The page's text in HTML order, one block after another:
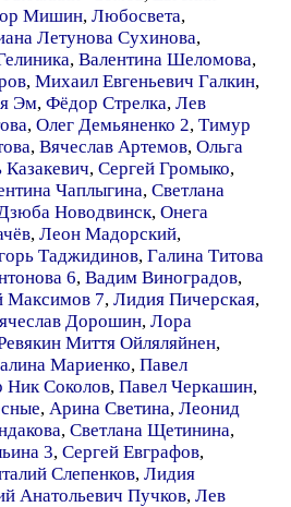
Мишин, Любосвета,
Летунова Сухинова,
, Валентина Шеломова,
, Михаил Евгеньевич Галкин,
Эм, Фёдор Стрелка, Лев
, Олег Демьяненко 2, Тимур
, Вячеслав Артемов, Ольга
, Сергей Громыко,
Чаплыгина, Светлана
Новодвинск, Онега
, Леон Мадорский,
Таджидинов, Галина Титова
6, Вадим Виноградов,
7, Лидия Пичерская,
Дорошин, Лора
Миття Ойляляйнен,
Мариенко, Павел
Ник Соколов, Павел Черкашин,
, Арина Светина, Леонид
, Светлана Щетинина,
3, Сергей Евграфов,
Слепенков, Лидия
Анатольевич Пучков, Лев